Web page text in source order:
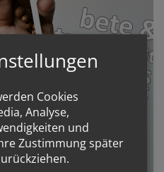
Cookies
Analyse,
und
Zustimmung später